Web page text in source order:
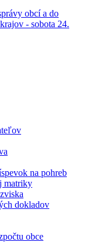
obcí a do
- sobota 24.
na pohreb
matriky
dokladov
obce